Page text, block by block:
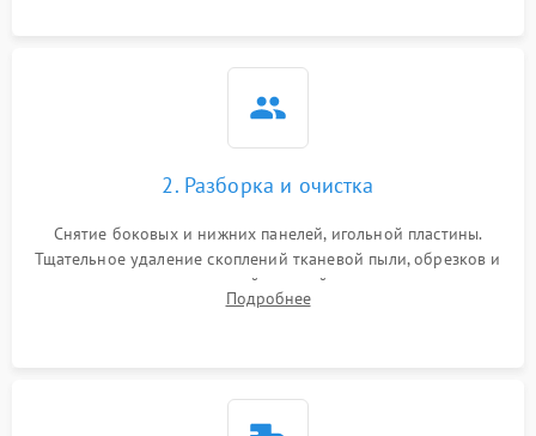
2. Разборка и очистка
Снятие боковых и нижних панелей, игольной пластины.
Тщательное удаление скоплений тканевой пыли, обрезков и
очесов из зоны петлителей и ножей с помощью жестких
кистей, пинцета и потока сжатого воздуха.
Подробнее